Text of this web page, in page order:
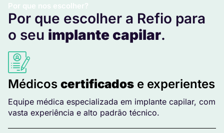
Por que nos escolher?
Por que escolher a Refio para
o seu implante capilar.
Médicos certificados e experientes
Equipe médica especializada em implante capilar, com
vasta experiência e alto padrão técnico.